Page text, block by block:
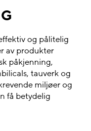
og pålitelig
av produkter
påkjenning,
tauverk og
miljøer og
få betydelig